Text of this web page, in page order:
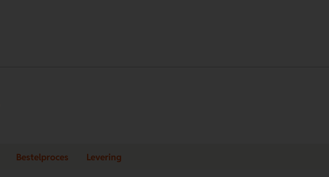
Bestelproces Levering